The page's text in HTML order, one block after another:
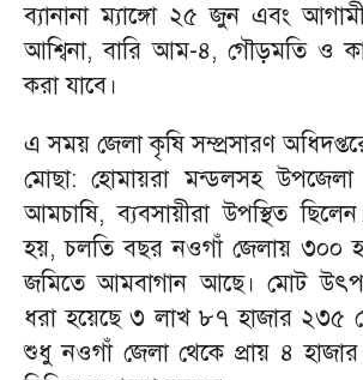
ব্যানানা ম্যাঙ্গো ২৫ জুন এবং
আশ্বিনা, বারি আম-৪, গৌড়মতি ও
করা যাবে।
এ সময় জেলা কৃষি সম্প্রসারণ
মোছা: হোমায়রা মন্ডলসহ উপজেলা
আমচাষি, ব্যবসায়ীরা উপস্থিত
হয়, চলতি বছর নওগাঁ জেলায় ৩০০
জমিতে আমবাগান আছে। মোট
ধরা হয়েছে ৩ লাখ ৮৭ হাজার ২৩৫
শুধু নওগাঁ জেলা থেকে প্রায় ৪